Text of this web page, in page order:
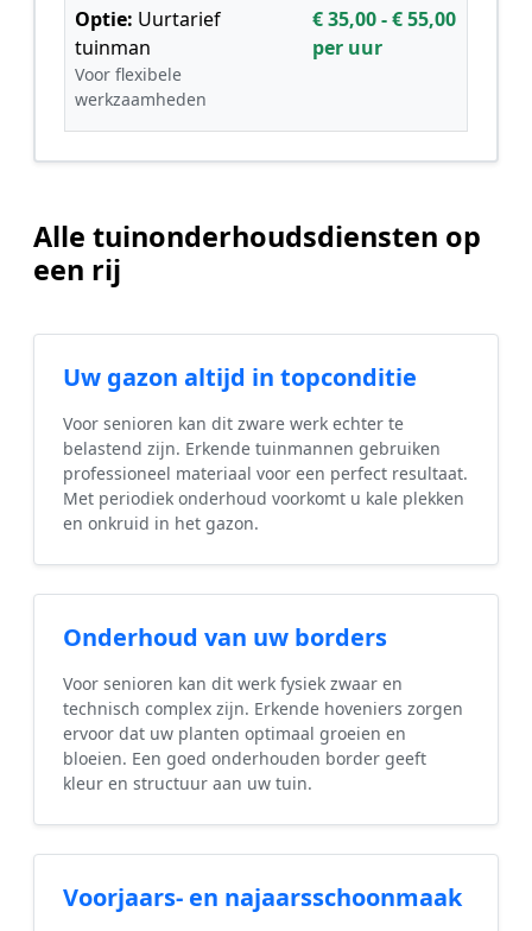
Optie: Uurtarief
tuinman
Voor flexibele
werkzaamheden
€ 35,00 - € 55,00
per uur
Alle tuinonderhoudsdiensten op
een rij
Uw gazon altijd in topconditie
Voor senioren kan dit zware werk echter te
belastend zijn. Erkende tuinmannen gebruiken
professioneel materiaal voor een perfect resultaat.
Met periodiek onderhoud voorkomt u kale plekken
en onkruid in het gazon.
Onderhoud van uw borders
Voor senioren kan dit werk fysiek zwaar en
technisch complex zijn. Erkende hoveniers zorgen
ervoor dat uw planten optimaal groeien en
bloeien. Een goed onderhouden border geeft
kleur en structuur aan uw tuin.
Voorjaars- en najaarsschoonmaak